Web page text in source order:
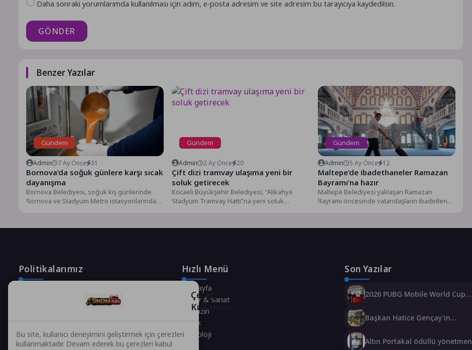
Daha sonraki yorumlarımda kullanılması için adım, e-posta adresim ve site adresim bu tarayıcıya kaydedilsin.
GÖNDER
Benzer Yazılar
Gündem
Admin 7 Ay Önce 31
Bornova’da soğuk günlere karşı sıcak
dayanışma
Bornova Belediyesi, soğuk kış günlerinde
Bornova ve Stadyum Metro istasyonlarında
Gündem
Admin 2 Ay Önce 20
Çift dizi tramvay ulaşıma yeni bir
soluk getirecek
Kocaeli Büyükşehir Belediyesi, “Alikahya
Stadyum Tramvay Hattı”na yeni soluk
Gündem
Admin 5 Ay Önce 12
Maltepe’de ibadethaneler Ramazan
Bayramı’na hazır
Maltepe Belediyesi yaklaşan Ramazan
Bayramı öncesinde vatandaşların ibadetlerini
Politikalarımız
Telif Hakları Politikası
Hızlı Menü
Anasayfa
Kültür & Sanat
Magazin
Sağlık
Teknoloji
Son Yazılar
2026 PUBG Mobile World Cup
Başkan Hatice Gençay’ın
Salonu Yıl Sonuna Kadar
Ücretsiz
Altın Portakal ödüllü yönetmen
Çerez
Kullanımı
Bu site, kullanıcı deneyimini geliştirmek için çerezleri
kullanmaktadır. Devam ederek bu çerezleri kabul